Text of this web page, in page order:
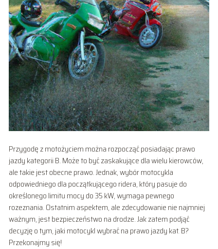
Przygodę z motożyciem można rozpocząć posiadając prawo
jazdy kategorii B. Może to być zaskakujące dla wielu kierowców,
ale takie jest obecne prawo. Jednak, wybór motocykla
odpowiedniego dla początkującego ridera, który pasuje do
określonego limitu mocy do 35 kW, wymaga pewnego
rozeznania. Ostatnim aspektem, ale zdecydowanie nie najmniej
ważnym, jest bezpieczeństwo na drodze. Jak zatem podjąć
decyzję o tym, jaki motocykl wybrać na prawo jazdy kat. B?
Przekonajmy się!